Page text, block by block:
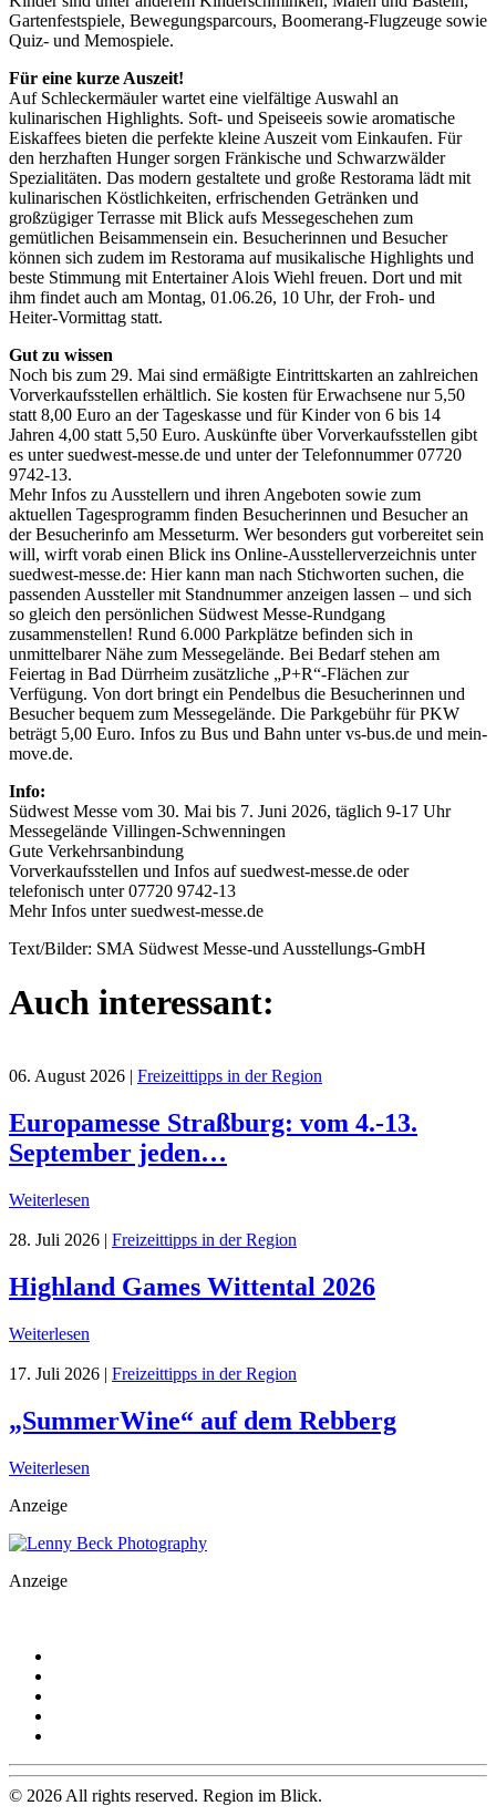
Gartenfestspiele, Bewegungsparcours, Boomerang-Flugzeuge sowie
Quiz- und Memospiele.
Für eine kurze Auszeit!
Auf Schleckermäuler wartet eine vielfältige Auswahl an
kulinarischen Highlights. Soft- und Speiseeis sowie aromatische
Eiskaffees bieten die perfekte kleine Auszeit vom Einkaufen. Für
den herzhaften Hunger sorgen Fränkische und Schwarzwälder
Spezialitäten. Das modern gestaltete und große Restorama lädt mit
kulinarischen Köstlichkeiten, erfrischenden Getränken und
großzügiger Terrasse mit Blick aufs Messegeschehen zum
gemütlichen Beisammensein ein. Besucherinnen und Besucher
können sich zudem im Restorama auf musikalische Highlights und
beste Stimmung mit Entertainer Alois Wiehl freuen. Dort und mit
ihm findet auch am Montag, 01.06.26, 10 Uhr, der Froh- und
Heiter-Vormittag statt.
Gut zu wissen
Noch bis zum 29. Mai sind ermäßigte Eintrittskarten an zahlreichen
Vorverkaufsstellen erhältlich. Sie kosten für Erwachsene nur 5,50
statt 8,00 Euro an der Tageskasse und für Kinder von 6 bis 14
Jahren 4,00 statt 5,50 Euro. Auskünfte über Vorverkaufsstellen gibt
es unter suedwest-messe.de und unter der Telefonnummer 07720
9742-13.
Mehr Infos zu Ausstellern und ihren Angeboten sowie zum
aktuellen Tagesprogramm finden Besucherinnen und Besucher an
der Besucherinfo am Messeturm. Wer besonders gut vorbereitet sein
will, wirft vorab einen Blick ins Online-Ausstellerverzeichnis unter
suedwest-messe.de: Hier kann man nach Stichworten suchen, die
passenden Aussteller mit Standnummer anzeigen lassen – und sich
so gleich den persönlichen Südwest Messe-Rundgang
zusammenstellen! Rund 6.000 Parkplätze befinden sich in
unmittelbarer Nähe zum Messegelände. Bei Bedarf stehen am
Feiertag in Bad Dürrheim zusätzliche „P+R“-Flächen zur
Verfügung. Von dort bringt ein Pendelbus die Besucherinnen und
Besucher bequem zum Messegelände. Die Parkgebühr für PKW
beträgt 5,00 Euro. Infos zu Bus und Bahn unter vs-bus.de und mein-
move.de.
Info:
Südwest Messe vom 30. Mai bis 7. Juni 2026, täglich 9-17 Uhr
Messegelände Villingen-Schwenningen
Gute Verkehrsanbindung
Vorverkaufsstellen und Infos auf suedwest-messe.de oder
telefonisch unter 07720 9742-13
Mehr Infos unter suedwest-messe.de
Text/Bilder: SMA Südwest Messe-und Ausstellungs-GmbH
Auch interessant:
06. August 2026 Freizeittipps in der Region
Europamesse Straßburg: vom 4.-13.
September jeden…
Weiterlesen
28. Juli 2026 | Freizeittipps in der Region
Highland Games Wittental 2026
Weiterlesen
17. Juli 2026 | Freizeittipps in der Region
„SummerWine“ auf dem Rebberg
Weiterlesen
Anzeige
Anzeige
© 2026 All rights reserved. Region im Blick.